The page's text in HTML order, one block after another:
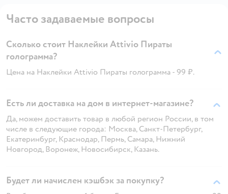
Часто задаваемые вопросы
Сколько стоит Наклейки Attivio Пираты
голограмма?
Цена на Наклейки Attivio Пираты голограмма - 99 ₽.
Есть ли доставка на дом в интернет-магазине?
Да, можем доставить товар в любой регион России, в том
числе в следующие города: Москва, Санкт-Петербург,
Екатеринбург, Краснодар, Пермь, Самара, Нижний
Новгород, Воронеж, Новосибирск, Казань.
Будет ли начислен кэшбэк за покупку?